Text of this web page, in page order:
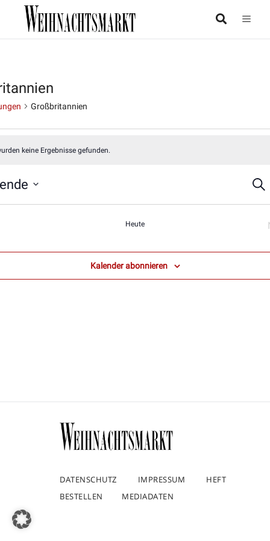
Großbritannien
keine Ergebnisse gefunden.
Heute
Kalender abonnieren
DATENSCHUTZ IMPRESSUM
HEFT
BESTELLEN
MEDIADATEN